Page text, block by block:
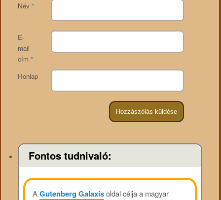
Név *
E-
mail
cím *
Honlap
Fontos tudnivaló:
AGutenberg Galaxisoldal célja a magyar